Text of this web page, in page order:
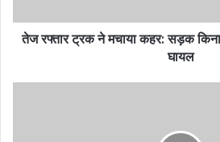
तेज रफ्तार ट्रक ने मचाया कहर: सड़क
घायल